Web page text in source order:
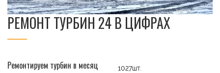
РЕМОНТ ТУРБИН 24 В ЦИФРАХ
Ремонтируем турбин в месяц 1027шт.